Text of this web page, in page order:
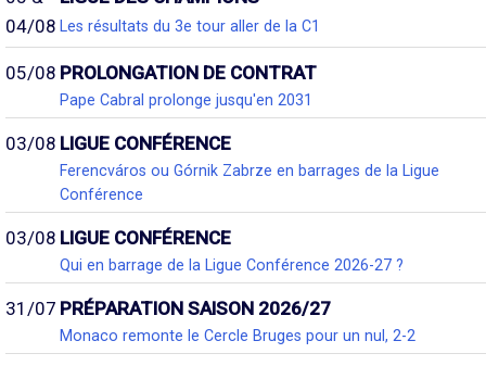
04/08
Les résultats du 3e tour aller de la C1
05/08 PROLONGATION DE CONTRAT
Pape Cabral prolonge jusqu'en 2031
03/08 LIGUE CONFÉRENCE
Ferencváros ou Górnik Zabrze en barrages de la Ligue
Conférence
03/08 LIGUE CONFÉRENCE
Qui en barrage de la Ligue Conférence 2026-27 ?
31/07 PRÉPARATION SAISON 2026/27
Monaco remonte le Cercle Bruges pour un nul, 2-2